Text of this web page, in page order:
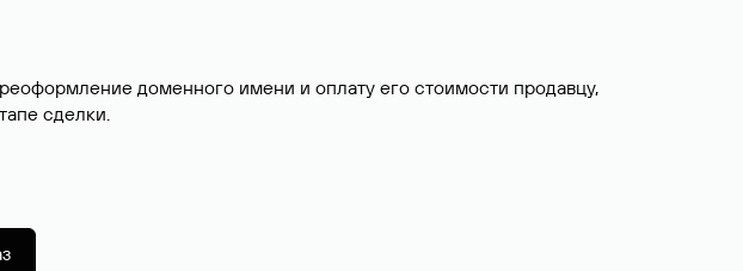
доменного имени и оплату его стоимости продавцу,
сделки.